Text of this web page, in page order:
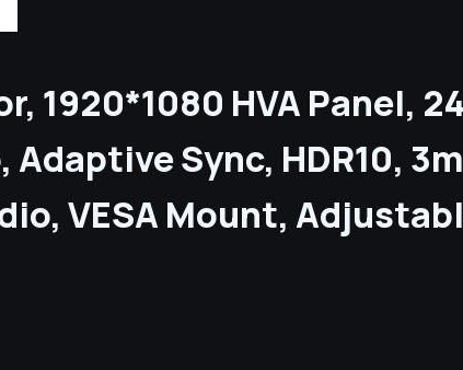
1920*1080 HVA Panel,
Sync, HDR10,
VESA Mount,